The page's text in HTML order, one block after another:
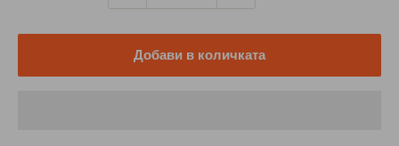
Добави в количката